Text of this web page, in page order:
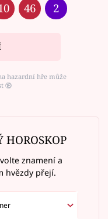
46 2
hazardní hře může
⑱
HOROSKOP
znamení a
hvězdy přejí.